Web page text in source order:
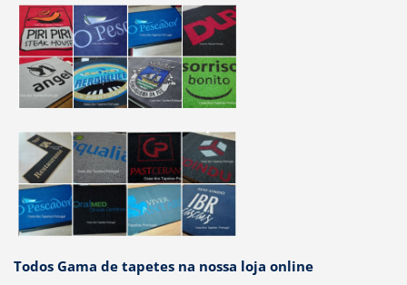
Todos Gama de tapetes na nossa loja online